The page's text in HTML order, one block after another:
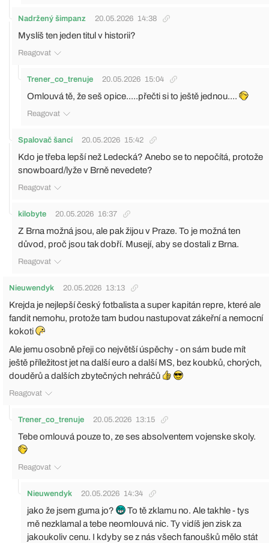
Nadržený šimpanz 20.05.2026 14:38
Myslíš ten jeden titul v historii?
Reagovat
Trener_co_trenuje 20.05.2026 15:04
Omlouvá tě, že seš opice.....přečti si to ještě jednou....
Reagovat
Spalovač šancí 20.05.2026 15:42
Kdo je třeba lepší než Ledecká? Anebo se to nepočítá, protože
snowboard/lyže v Brně nevedete?
Reagovat
kilobyte 20.05.2026 16:37
Z Brna možná jsou, ale pak žijou v Praze. To je možná ten
důvod, proč jsou tak dobří. Musejí, aby se dostali z Brna.
Reagovat
Nieuwendyk 20.05.2026 13:13
Krejda je nejlepší český fotbalista a super kapitán repre, které ale
fandit nemohu, protože tam budou nastupovat zákeřní a nemocní
kokoti
Ale jemu osobně přeji co největší úspěchy - on sám bude mít
ještě příležitost jet na další euro a další MS, bez koubků, chorých,
douděrů a dalších zbytečných nehráčů
Reagovat
Trener_co_trenuje 20.05.2026 13:15
Tebe omlouvá pouze to, ze ses absolventem vojenske skoly.
Reagovat
Nieuwendyk 20.05.2026 14:34
jako že jsem guma jo?
To tě zklamu no. Ale takhle - tys
mě nezklamal a tebe neomlouvá nic. Ty vidíš jen zisk za
jakoukoliv cenu. I kdyby se z nás všech fanoušků mělo stát